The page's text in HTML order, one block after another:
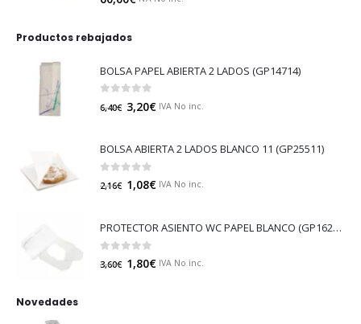
Productos rebajados
BOLSA PAPEL ABIERTA 2 LADOS (GP14714)
out of 5
6,40€ 3,20€ IVA No inc.
BOLSA ABIERTA 2 LADOS BLANCO 11 (GP25511)
out of 5
2,16€ 1,08€ IVA No inc.
PROTECTOR ASIENTO WC PAPEL BLANCO (GP16213)
out of 5
3,60€ 1,80€ IVA No inc.
Novedades